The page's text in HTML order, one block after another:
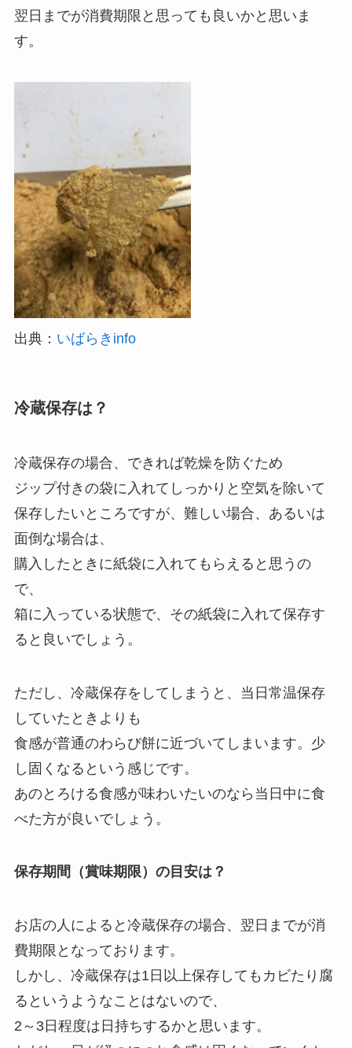
翌日までが消費期限と思っても良いかと思いま
す。
出典： いばらきinfo
冷蔵保存は？
冷蔵保存の場合、できれば乾燥を防ぐため
ジップ付きの袋に入れてしっかりと空気を除いて
保存したいところですが、難しい場合、あるいは
面倒な場合は、
購入したときに紙袋に入れてもらえると思うの
で、
箱に入っている状態で、その紙袋に入れて保存す
ると良いでしょう。
ただし、冷蔵保存をしてしまうと、当日常温保存
していたときよりも
食感が普通のわらび餅に近づいてしまいます。少
し固くなるという感じです。
あのとろける食感が味わいたいのなら当日中に食
べた方が良いでしょう。
保存期間（賞味期限）の目安は？
お店の人によると冷蔵保存の場合、翌日までが消
費期限となっております。
しかし、冷蔵保存は1日以上保存してもカビたり腐
るというようなことはないので、
2～3日程度は日持ちするかと思います。